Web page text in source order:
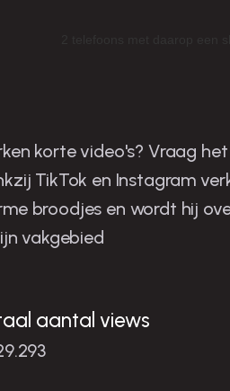
is de man in
korte video's? Vraag
TikTok en Instagram
broodjes en wordt hij
vakgebied
aantal views